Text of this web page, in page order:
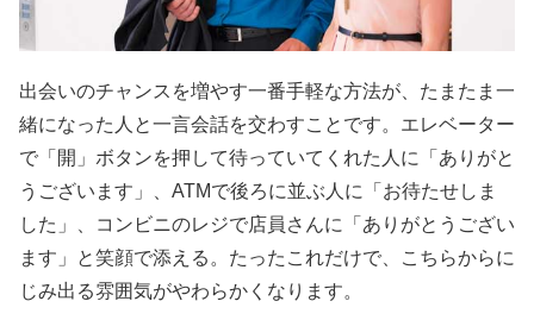
出会いのチャンスを増やす一番手軽な方法が、たまたま一
緒になった人と一言会話を交わすことです。エレベーター
で「開」ボタンを押して待っていてくれた人に「ありがと
うございます」、ATMで後ろに並ぶ人に「お待たせしま
した」、コンビニのレジで店員さんに「ありがとうござい
ます」と笑顔で添える。たったこれだけで、こちらからに
じみ出る雰囲気がやわらかくなります。